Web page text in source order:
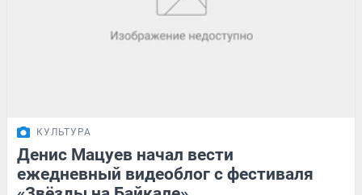
КУЛЬТУРА
Денис Мацуев начал вести
ежедневный видеоблог с фестиваля